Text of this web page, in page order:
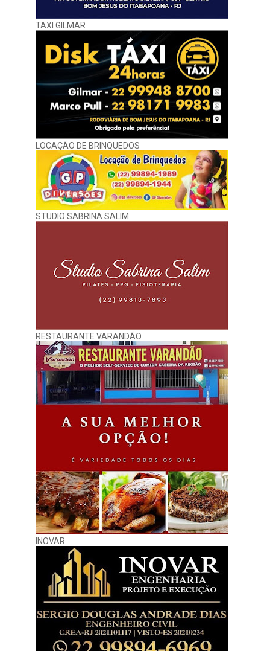
TAXI GILMAR
LOCAÇÃO DE BRINQUEDOS
STUDIO SABRINA SALIM
RESTAURANTE VARANDÃO
INOVAR